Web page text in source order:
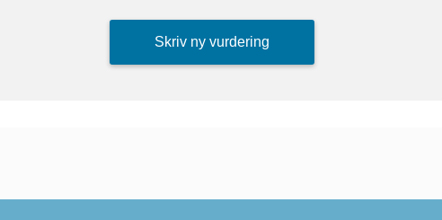
Skriv ny vurdering